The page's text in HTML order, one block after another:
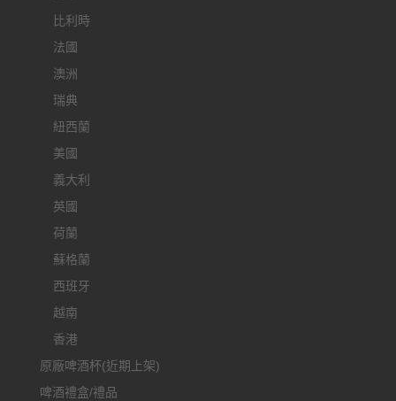
比利時
法國
澳洲
瑞典
紐西蘭
美國
義大利
英國
荷蘭
蘇格蘭
西班牙
越南
香港
原廠啤酒杯(近期上架)
啤酒禮盒/禮品